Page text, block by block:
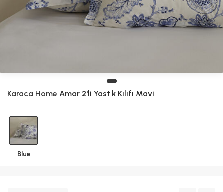
Karaca Home Amar 2'li Yastık Kılıfı Mavi
Blue